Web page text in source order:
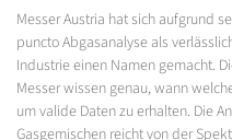
Messer Austria hat sich aufgrund
puncto Abgasanalyse als
Industrie einen Namen gemacht.
Messer wissen genau, wann
um valide Daten zu erhalten. Die
Gasgemischen reicht von der